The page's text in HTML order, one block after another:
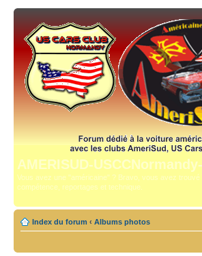
AMERISUD-
Vous avez une "américaine" ? Bravo, vous avez
compétence, reportages et technique.
Index du forum ‹ Albums photos